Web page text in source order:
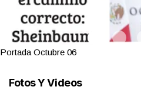
Portada Octubre 06
Fotos Y Videos